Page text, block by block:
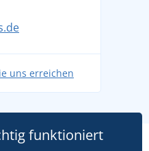
uns erreichen
funktioniert